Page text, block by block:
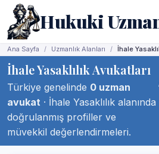
Hukuki
Ana Sayfa Uzmanlık Alanları İhale
İhale Yasaklılık Avukatları
Türkiye genelinde 0 uzman
avukat · İhale Yasaklılık alanında
doğrulanmış profiller ve
müvekkil değerlendirmeleri.